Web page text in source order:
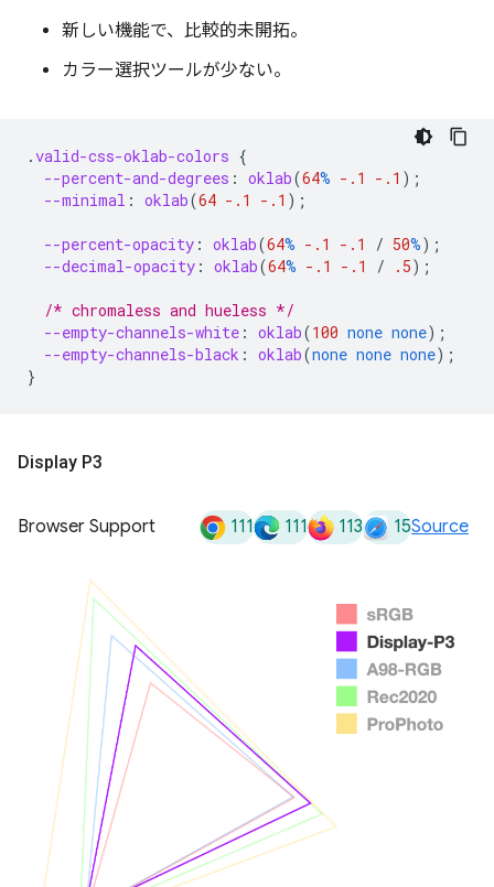
新しい機能で、比較的未開拓。
カラー選択ツールが少ない。
.valid-css-oklab-colors {
--percent-and-degrees : oklab(64% -.1 -.1 );
--minimal : oklab(64 -.1 -.1 );
--percent-opacity : oklab(64% -.1 -.1 / 50%);
--decimal-opacity : oklab(64% -.1 -.1 / .5);
/* chromaless and hueless */
--empty-channels-white : oklab(100 none none);
--empty-channels-black : oklab(none none none);
}
Display P3
Browser Support 111 111 113 15Source